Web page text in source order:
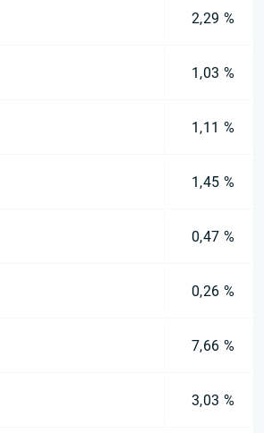
2,29 %
1,03 %
1,11 %
1,45 %
0,47 %
0,26 %
7,66 %
3,03 %